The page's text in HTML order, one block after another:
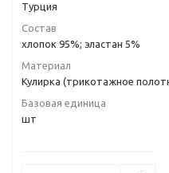
Турция
Состав
хлопок 95%; эластан 5%
Материал
Кулирка (трикотажное
Базовая единица
шт